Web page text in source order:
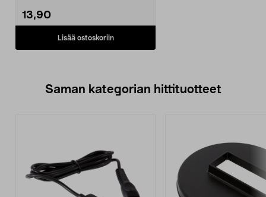
13,90
Lisää ostoskoriin
Saman kategorian hittituotteet